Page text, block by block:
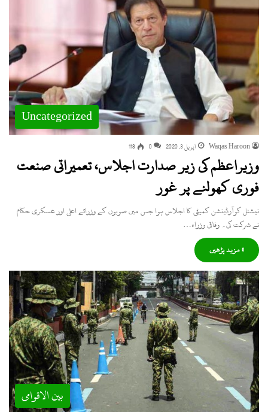
Uncategorized
Waqas Haroon اپریل 3, 2020 0
118
وزیراعظم کی زیر صدارت اجلاس، تعمیراتی صنعت
فوری کھولنے پر غور
نیشنل کوآرڈینشن کمیٹی کا اجلاس ہوا جس میں صوبوں کے وزرائے اعلی اور عسکری حکام
نے شرکت کی۔ وفاقی وزراء…
» مزید پڑھیں
بین الاقوامی